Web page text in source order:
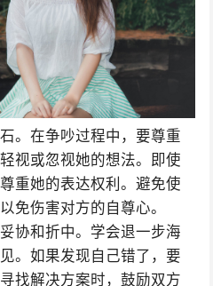
。在争吵过程中，要尊重
视或忽视她的想法。即使
重她的表达权利。避免使
免伤害对方的自尊心。
协和折中。学会退一步海
。如果发现自己错了，要
找解决方案时，鼓励双方